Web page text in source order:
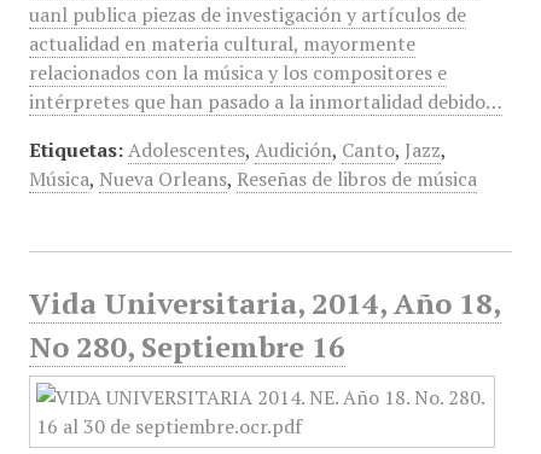
uanl publica piezas de investigación y artículos de
actualidad en materia cultural, mayormente
relacionados con la música y los compositores e
intérpretes que han pasado a la inmortalidad debido…
Etiquetas: Adolescentes, Audición, Canto, Jazz,
Música, Nueva Orleans, Reseñas de libros de música
Vida Universitaria, 2014, Año 18,
No 280, Septiembre 16